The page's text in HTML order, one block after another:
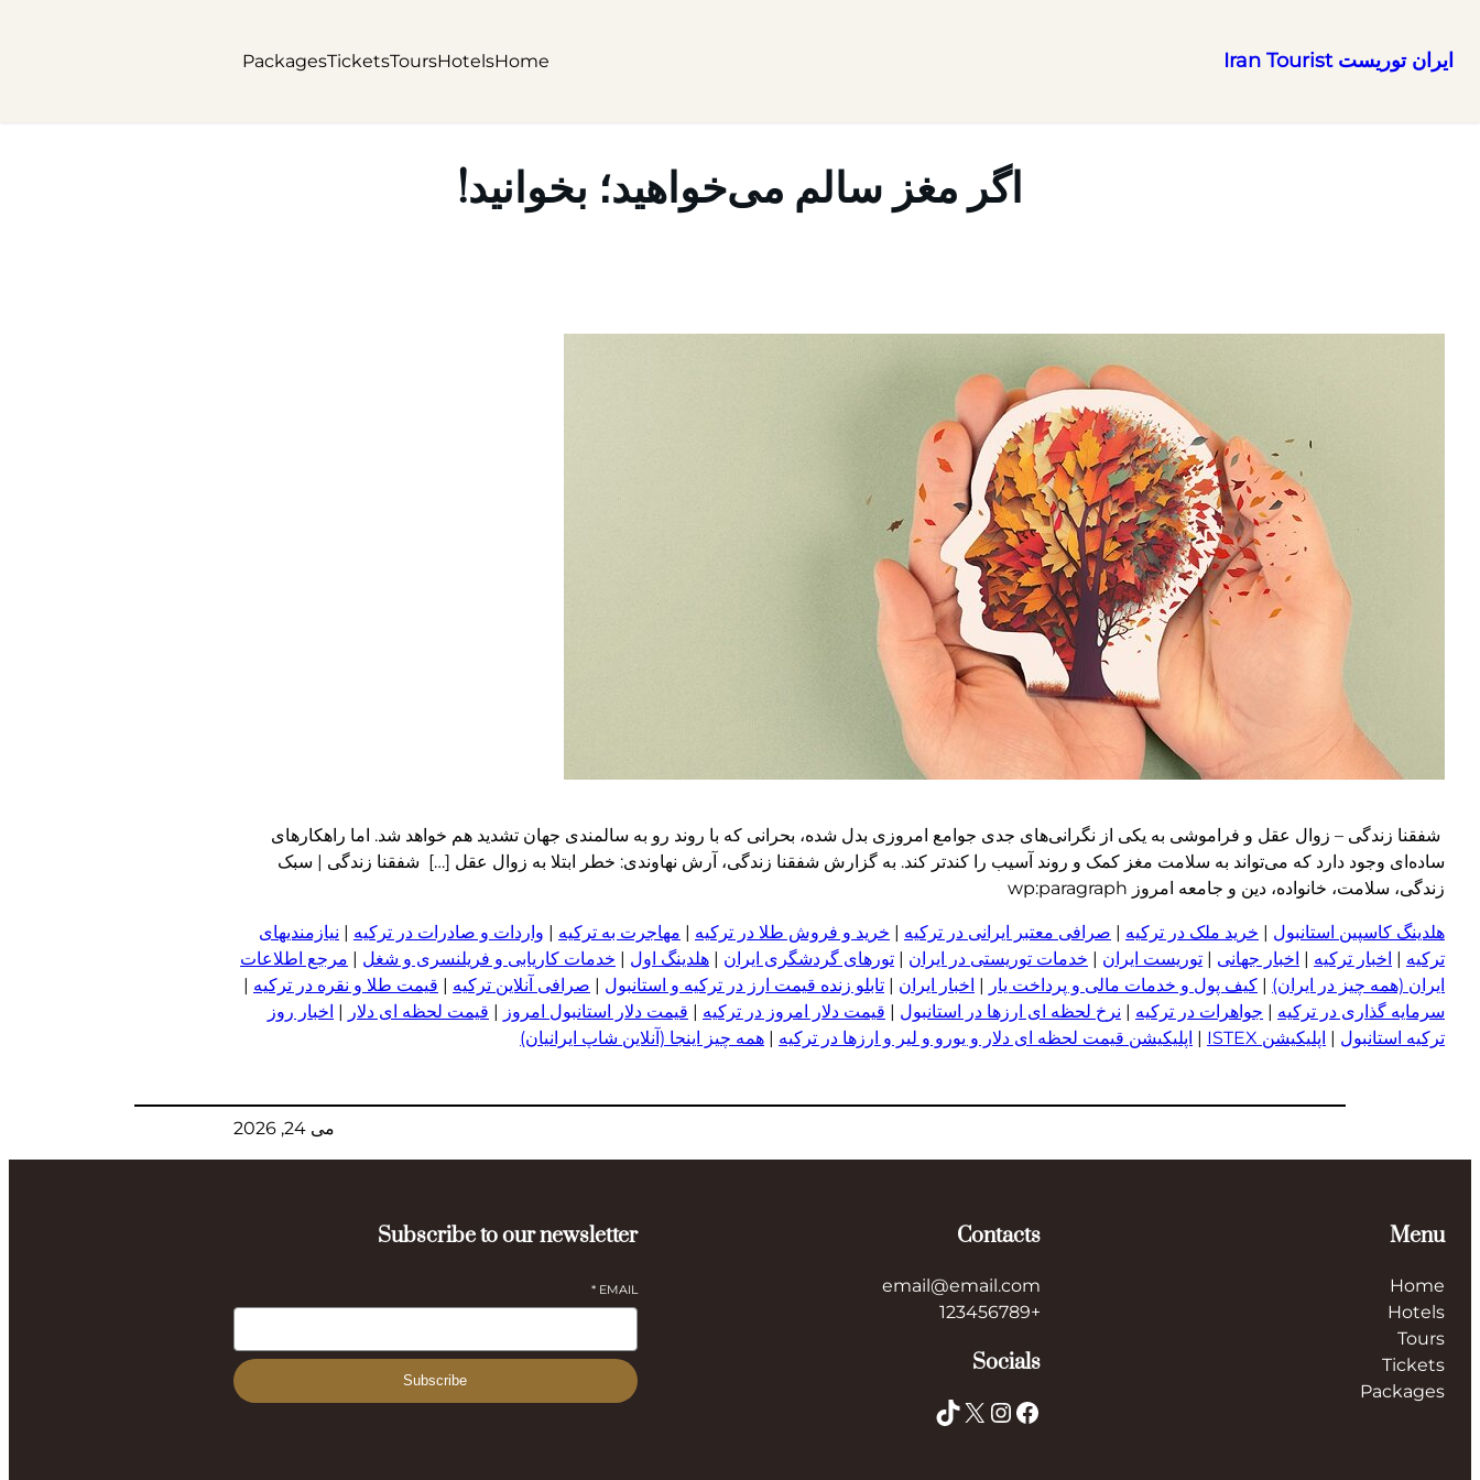
ایران توریست Iran Tourist Home
Hotels
Tours
Tickets
Packages
اگر مغز سالم می‌خواهید؛ بخوانید!
شفقنا زندگی – زوال عقل و فراموشی به یکی از نگرانی‌های جدی جوامع امروزی بدل شده، بحرانی که با روند رو به سالمندی جهان تشدید هم خواهد شد. اما راهکارهای
ساده‌ای وجود دارد که می‌تواند به سلامت مغز کمک و روند آسیب را کندتر کند. به گزارش شفقنا زندگی، آرش نهاوندی: خطر ابتلا به زوال عقل […] شفقنا زندگی | سبک
زندگی، سلامت، خانواده، دین و جامعه امروز wp:paragraph
هلدینگ کاسپین استانبول | خرید ملک در ترکیه | صرافی معتبر ایرانی در ترکیه | خرید و فروش طلا در ترکیه | مهاجرت به ترکیه | واردات و صادرات در ترکیه | نیازمندیهای
ترکیه | اخبار ترکیه | اخبار جهانی | توریست ایران | خدمات توریستی در ایران | تورهای گردشگری ایران | هلدینگ اول | خدمات کاریابی و فریلنسری و شغل | مرجع اطلاعات
ایران (همه چیز در ایران) | کیف پول و خدمات مالی و پرداخت یار | اخبار ایران | تابلو زنده قیمت ارز در ترکیه و استانبول | صرافی آنلاین ترکیه | قیمت طلا و نقره در ترکیه |
سرمایه گذاری در ترکیه | جواهرات در ترکیه | نرخ لحظه ای ارزها در استانبول | قیمت دلار امروز در ترکیه | قیمت دلار استانبول امروز | قیمت لحظه ای دلار | اخبار روز
ترکیه استانبول | اپلیکیشن ISTEX | اپلیکیشن قیمت لحظه ای دلار و یورو و لیر و ار زها در ترکیه | همه چیز اینجا (آنلاین شاپ ایرانیان)
می 24, 2026
Menu
Home
Hotels
Tours
Tickets
Packages
Contacts
email@email.com
+123456789
Socials
Facebook
Instagram
X
TikTok
Subscribe to our newsletter
EMAIL
*
Subscribe